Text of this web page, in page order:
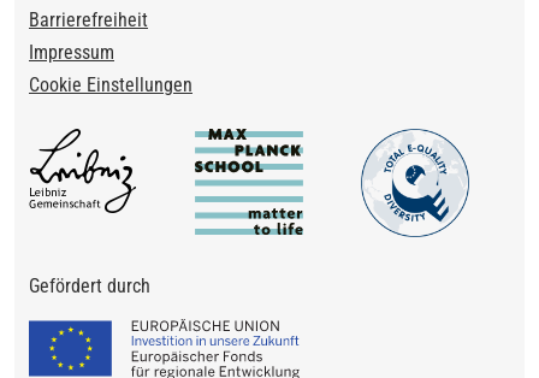
Barrierefreiheit
Impressum
Cookie Einstellungen
Gefördert durch